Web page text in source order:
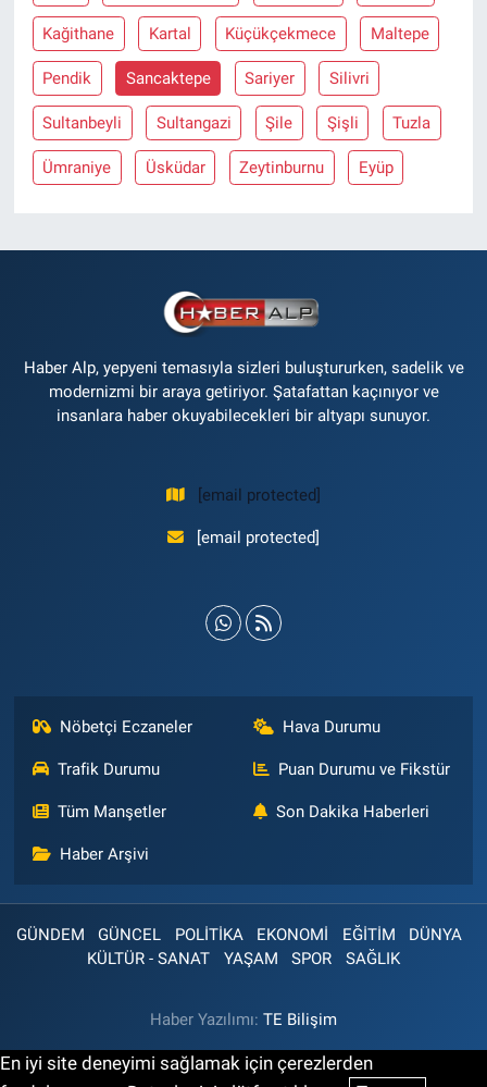
Kağithane Kartal Küçükçekmece Maltepe
Pendik Sancaktepe Sariyer Silivri
Sultanbeyli Sultangazi Şile Şişli Tuzla
Ümraniye Üsküdar Zeytinburnu Eyüp
Haber Alp, yepyeni temasıyla sizleri buluştururken, sadelik ve
modernizmi bir araya getiriyor. Şatafattan kaçınıyor ve
insanlara haber okuyabilecekleri bir altyapı sunuyor.
[email protected]
[email protected]
Nöbetçi Eczaneler Hava Durumu
Trafik Durumu Puan Durumu ve Fikstür
Tüm Manşetler Son Dakika Haberleri
Haber Arşivi
GÜNDEM GÜNCEL POLİTİKA EKONOMİ EĞİTİM
DÜNYA
KÜLTÜR - SANAT
YAŞAM SPOR SAĞLIK
Haber Yazılımı: TE Bilişim
En iyi site deneyimi sağlamak için çerezlerden